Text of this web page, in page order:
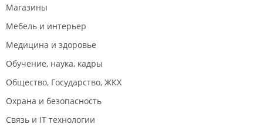
Магазины
Мебель и интерьер
Медицина и здоровье
Обучение, наука, кадры
Общество, Государство, ЖКХ
Охрана и безопасность
Связь и IT технологии